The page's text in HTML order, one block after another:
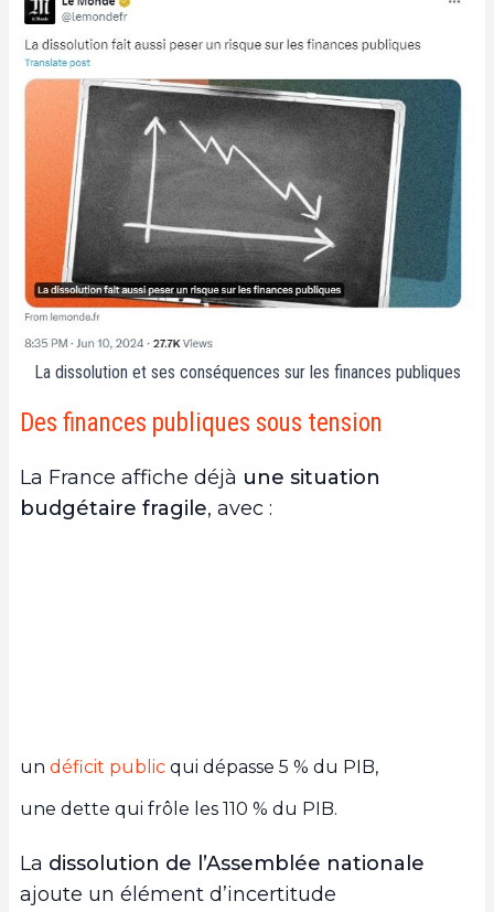
La dissolution et ses conséquences sur les finances publiques
Des finances publiques sous tension
La France affiche déjà une situation
budgétaire fragile, avec :
un déficit public qui dépasse 5 % du PIB,
une dette qui frôle les 110 % du PIB.
La dissolution de l’Assemblée nationale
ajoute un élément d’incertitude